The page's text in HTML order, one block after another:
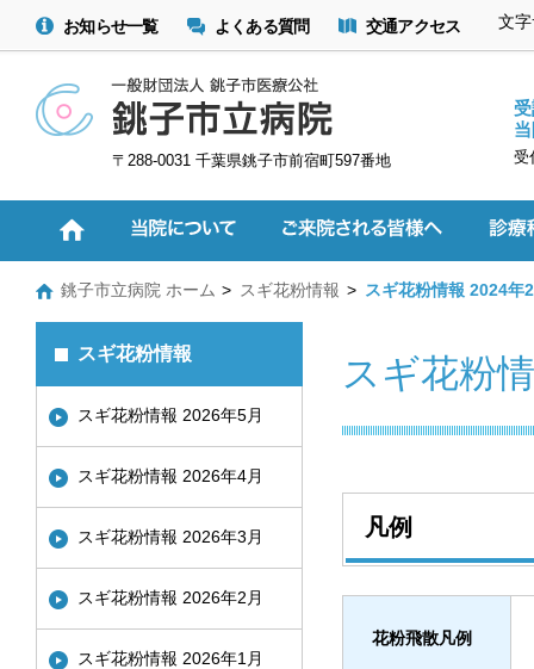
お知らせ一覧 よくある質問 交通アクセス 文
〒288-0031 千葉県銚子市前宿町597番地 受
銚子市立病院 ホーム スギ花粉情報 スギ花粉情報 2024年
スギ花粉
凡例
花粉飛散凡例
スギ花粉情報
スギ花粉情報 2026年5月
スギ花粉情報 2026年4月
スギ花粉情報 2026年3月
スギ花粉情報 2026年2月
スギ花粉情報 2026年1月